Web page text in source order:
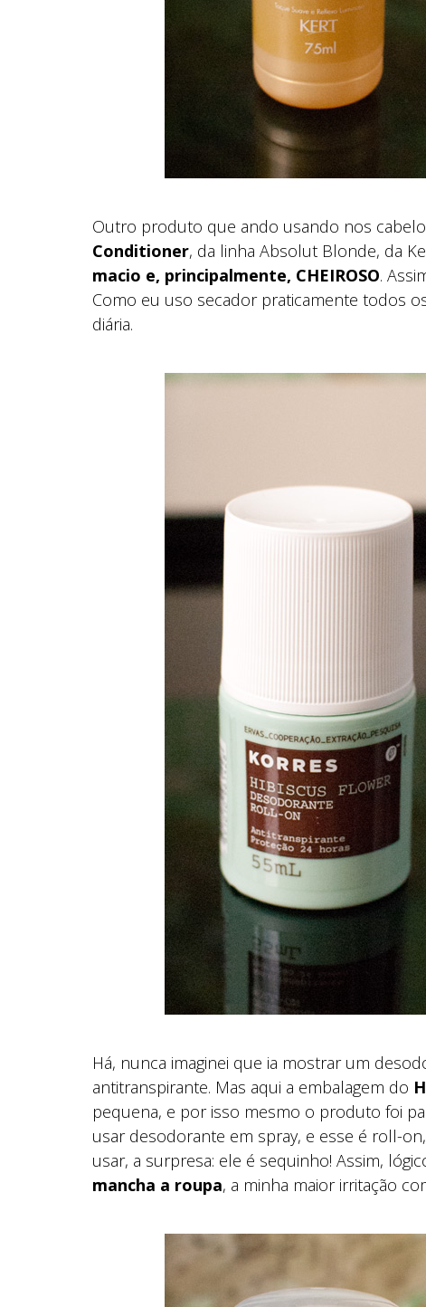
Outro produto que ando usando nos
Conditioner, da linha Absolut Blonde, da
macio e, principalmente, CHEIROSO.
Como eu uso secador praticamente todos
diária.
Há, nunca imaginei que ia mostrar um
antitranspirante. Mas aqui a embalagem do
pequena, e por isso mesmo o produto foi
usar desodorante em spray, e esse é roll-
usar, a surpresa: ele é sequinho! Assim,
mancha a roupa, a minha maior irritação